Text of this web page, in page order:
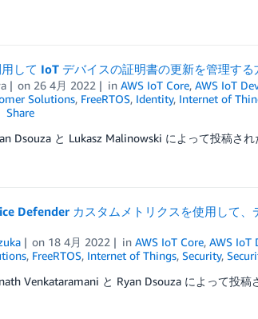
して IoT デバイスの証明書の更新を管理する
on 26 4月 2022 inAWS IoT Core,AWS IoT
Solutions, FreeRTOS, Identity, Internet of
Share
Dsouza と Lukasz Malinowski によって投稿さ
Defender カスタムメトリクスを使用して
on 18 4月 2022 inAWS IoT Core,AWS IoT
, FreeRTOS, Internet of Things, Security,
Venkataramani と Ryan Dsouza によって投